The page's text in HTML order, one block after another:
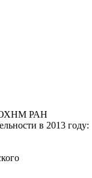
РАН
в 2013 году: